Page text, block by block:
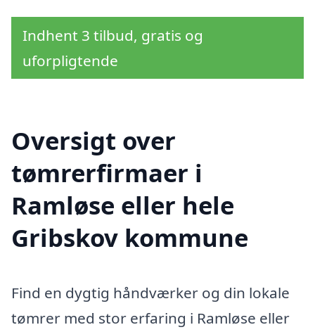
Indhent 3 tilbud, gratis og
uforpligtende
Oversigt over
tømrerfirmaer i
Ramløse eller hele
Gribskov kommune
Find en dygtig håndværker og din lokale
tømrer med stor erfaring i Ramløse eller